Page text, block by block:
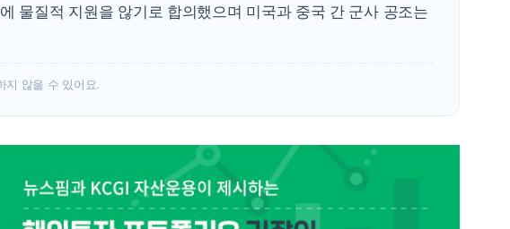
물질적 지원을 않기로 합의했으며 미국과 중국 간 군사 공조는
지 않을 수 있어요.